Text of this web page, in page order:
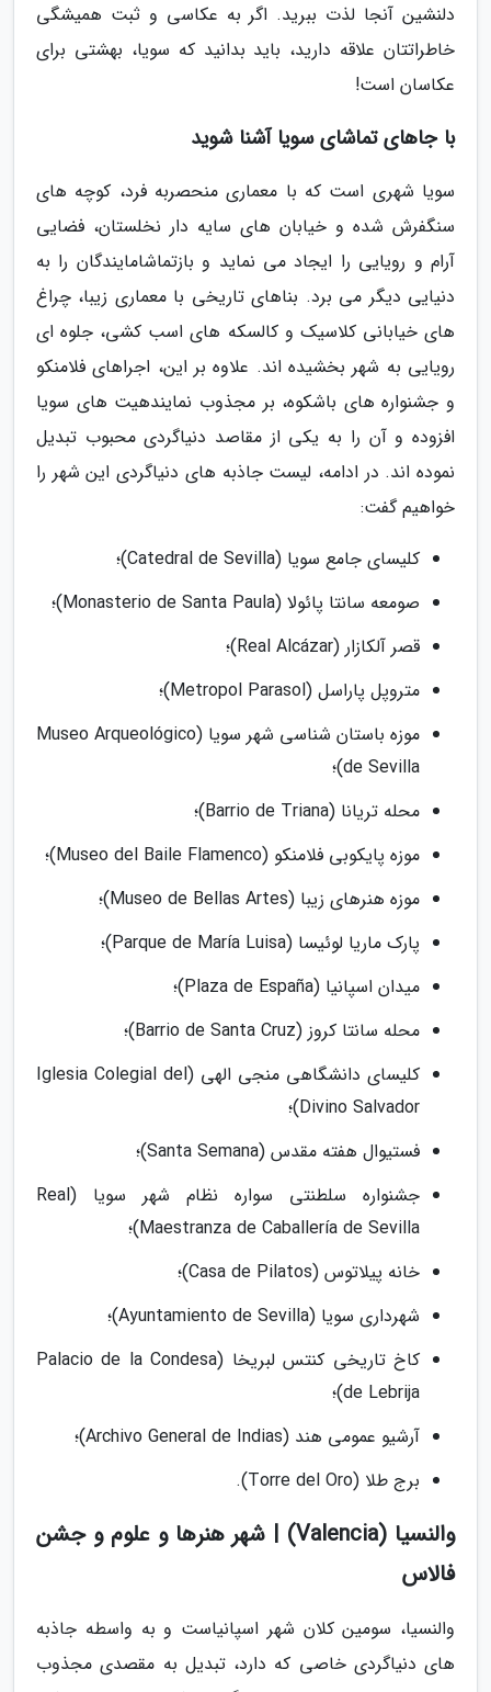
دلنشین آنجا لذت ببرید. اگر به عکاسی و ثبت همیشگی
خاطراتتان علاقه دارید، باید بدانید که سویا، بهشتی برای
عکاسان است!
با جاهای تماشای سویا آشنا شوید
سویا شهری است که با معماری منحصربه فرد، کوچه های
سنگفرش شده و خیابان های سایه دار نخلستان، فضایی
آرام و رویایی را ایجاد می نماید و بازتماشامایندگان را به
دنیایی دیگر می برد. بناهای تاریخی با معماری زیبا، چراغ
های خیابانی کلاسیک و کالسکه های اسب کشی، جلوه ای
رویایی به شهر بخشیده اند. علاوه بر این، اجراهای فلامنکو
و جشنواره های باشکوه، بر مجذوب نمایندهیت های سویا
افزوده و آن را به یکی از مقاصد دنیاگردی محبوب تبدیل
نموده اند. در ادامه، لیست جاذبه های دنیاگردی این شهر را
خواهیم گفت:
کلیسای جامع سویا (Catedral de Sevilla)؛
صومعه سانتا پائولا (Monasterio de Santa Paula)؛
قصر آلکازار (Real Alcázar)؛
متروپل پاراسل (Metropol Parasol)؛
موزه باستان شناسی شهر سویا (Museo Arqueológico
de Sevilla)؛
محله تریانا (Barrio de Triana)؛
موزه پایکوبی فلامنکو (Museo del Baile Flamenco)؛
موزه هنرهای زیبا (Museo de Bellas Artes)؛
پارک ماریا لوئیسا (Parque de María Luisa)؛
میدان اسپانیا (Plaza de España)؛
محله سانتا کروز (Barrio de Santa Cruz)؛
کلیسای دانشگاهی منجی الهی (Iglesia Colegial del
Divino Salvador)؛
فستیوال هفته مقدس (Santa Semana)؛
جشنواره سلطنتی سواره نظام شهر سویا (Real
Maestranza de Caballería de Sevilla)؛
خانه پیلاتوس (Casa de Pilatos)؛
شهرداری سویا (Ayuntamiento de Sevilla)؛
کاخ تاریخی کنتس لبریخا (Palacio de la Condesa
de Lebrija)؛
آرشیو عمومی هند (Archivo General de Indias)؛
برج طلا (Torre del Oro).
والنسیا (Valencia) | شهر هنرها و علوم و جشن
فالاس
والنسیا، سومین کلان شهر اسپانیاست و به واسطه جاذبه
های دنیاگردی خاصی که دارد، تبدیل به مقصدی مجذوب